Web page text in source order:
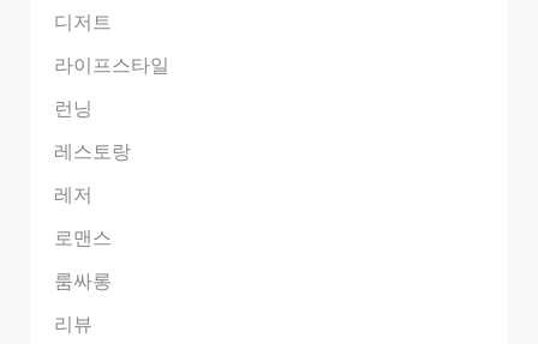
디저트
라이프스타일
런닝
레스토랑
레저
로맨스
룸싸롱
리뷰